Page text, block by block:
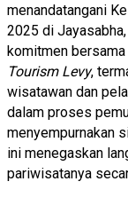
menandatangani
2025 di
komitmen
Tourism Levy,
wisatawan dan
dalam proses
menyempurnakan
ini menegaskan
pariwisatanya